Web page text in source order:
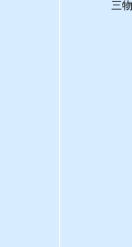
三